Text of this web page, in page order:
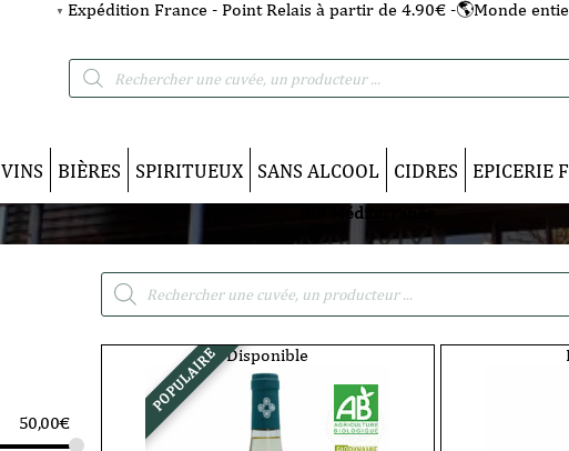
▼ Expédition France - Point Relais à partir de 4.90€ -🌎Monde
Recherche
de
VINS BIÈRES SPIRITUEUX SANS ALCOOL CIDRES EPICERIE
IGP Méditerranée
Recherche
50,00€
POPULAIRE Disponible